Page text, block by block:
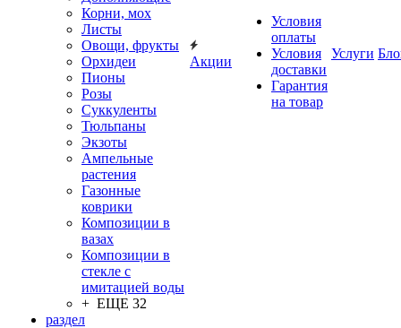
Корни, мох
Листы
Овощи, фрукты
Орхидеи
Пионы
Розы
Суккуленты
Тюльпаны
Экзоты
Ампельные
растения
Газонные
коврики
Композиции в
вазах
Композиции в
стекле с
имитацией воды
+ ЕЩЕ 32
раздел
Акции
Условия
оплаты
Условия
доставки
Гарантия
на товар
Услуги